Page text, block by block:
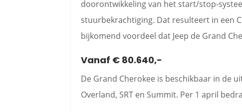
doorontwikkeling van het start/stop-
stuurbekrachtiging. Dat resulteert in een
bijkomend voordeel dat Jeep de Grand
Vanaf € 80.640,-
De Grand Cherokee is beschikbaar in de
Overland, SRT en Summit. Per 1 april